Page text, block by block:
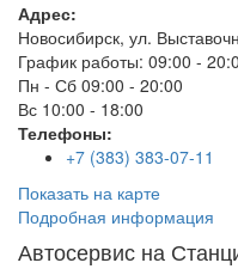
Адрес:
Новосибирск, ул.
График работы: 09:00 -
Пн - Сб 09:00 - 20:00
Вс 10:00 - 18:00
Телефоны:
+7 (383) 383-07-11
Показать на карте
Подробная информация
Автосервис на